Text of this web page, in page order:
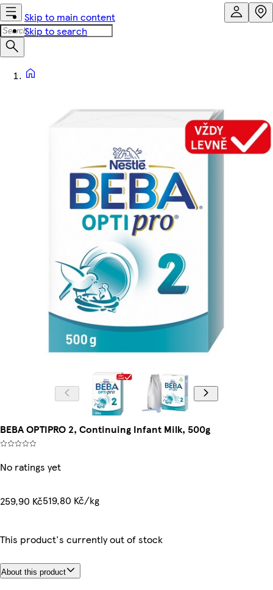
Skip to main content
Skip to search
BEBA OPTIPRO 2, Continuing Infant Milk, 500g
No ratings yet
259,90 Kč519,80 Kč/kg
This product's currently out of stock
About this product